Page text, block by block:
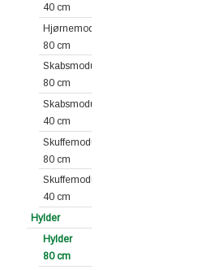
40 cm
Hjørnemoduler
80 cm
Skabsmoduler
80 cm
Skabsmoduler
40 cm
Skuffemoduler
80 cm
Skuffemoduler
40 cm
Hylder
Hylder
80 cm